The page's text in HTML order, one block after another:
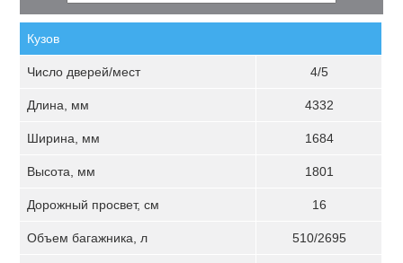
Кузов
Число дверей/мест 4/5
Длина, мм 4332
Ширина, мм 1684
Высота, мм 1801
Дорожный просвет, см 16
Объем багажника, л 510/2695